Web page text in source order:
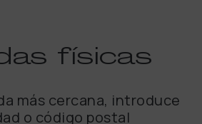
físicas
más cercana, introduce
o código postal